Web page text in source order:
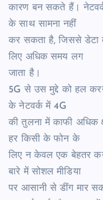
कारण बन सकते हैं।
के साथ सामना नहीं
कर सकता है, जिससे डेटा
लिए अधिक समय लग
जाता है।
5G से उस मुद्दे को हल
के नेटवर्क में 4G
की तुलना में काफी अधिक
हर किसी के फोन के
लिए न केवल एक बेहतर
बारे में सोशल मीडिया
पर आसानी से डींग मार